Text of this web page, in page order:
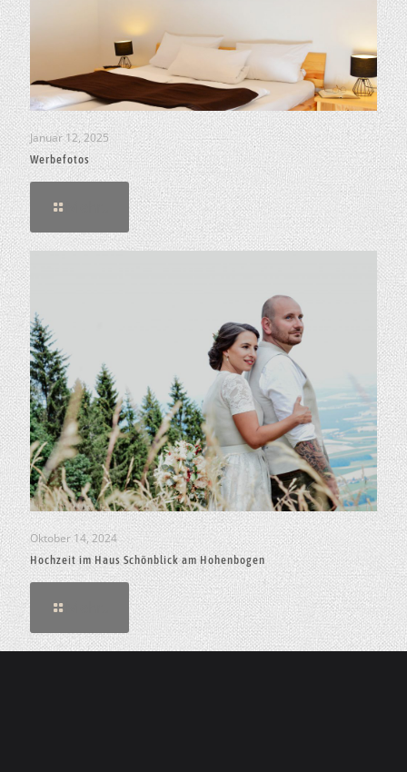
Januar 12, 2025
Werbefotos
Oktober 14, 2024
Hochzeit im Haus Schönblick am Hohenbogen